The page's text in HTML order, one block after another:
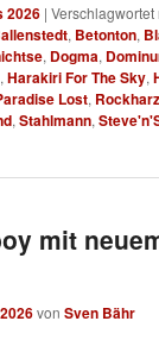
2026 |Verschlagwortet
, Betonton,
, Dogma,
,Harakiri For The Sky,
Lost,
,Stahlmann,
mit
vonSven Bähr